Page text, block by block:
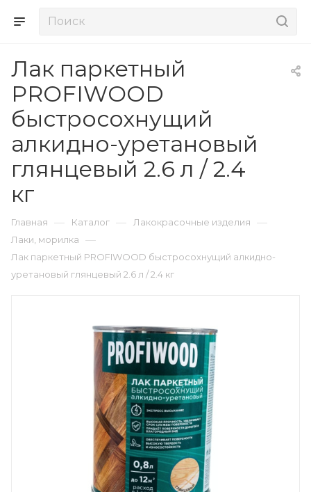
Лак паркетный
PROFIWOOD
быстросохнущий
алкидно-уретановый
глянцевый 2.6 л / 2.4
кг
Главная — Каталог — Лакокрасочные изделия —
Лаки, морилка —
Лак паркетный PROFIWOOD быстросохнущий алкидно-
уретановый глянцевый 2.6 л / 2.4 кг